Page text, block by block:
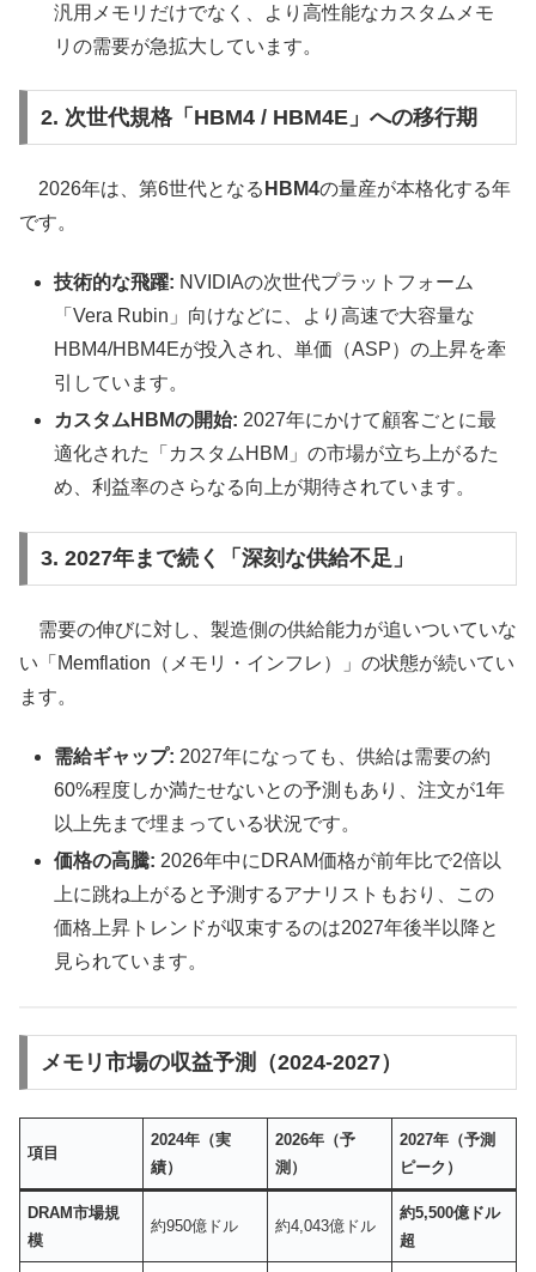
汎用メモリだけでなく、より高性能なカスタムメモ
リの需要が急拡大しています。
2. 次世代規格「HBM4 / HBM4E」への移行期
2026年は、第6世代となる HBM4の量産が本格化する年
です。
技術的な飛躍: NVIDIAの次世代プラットフォーム
「Vera Rubin」向けなどに、より高速で大容量な
HBM4/HBM4Eが投入され、単価（ASP）の上昇を牽
引しています。
カスタムHBMの開始: 2027年にかけて顧客ごとに最
適化された「カスタムHBM」の市場が立ち上がるた
め、利益率のさらなる向上が期待されています。
3. 2027年まで続く「深刻な供給不足」
需要の伸びに対し、製造側の供給能力が追いついていな
い「Memflation（メモリ・インフレ）」の状態が続いてい
ます。
需給ギャップ: 2027年になっても、供給は需要の約
60%程度しか満たせないとの予測もあり、注文が1年
以上先まで埋まっている状況です。
価格の高騰: 2026年中にDRAM価格が前年比で2倍以
上に跳ね上がると予測するアナリストもおり、この
価格上昇トレンドが収束するのは2027年後半以降と
見られています。
メモリ市場の収益予測（2024-2027）
項目
2024年（実
績）
2026年（予
測）
2027年（予測
ピーク）
DRAM市場規
模
約950億ドル 約4,043億ドル
約5,500億ドル
超